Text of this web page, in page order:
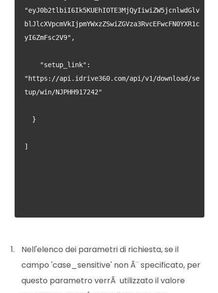
"eyJ0b2tlbiI6Ik5KUEhIOTE3MjQyIiwiZW5jcnlwdGlv
blJlcXVpcmVkIjpmYWxzZSwiZGVza3RvcEFwcFN0YXR1c
yI6ZmFsc2V9",
"https://api.idrive360.com/api/v1/download/se
tup/win/NJPHH917242"
  }
]
Nell'elenco dei parametri di richiesta, se il
campo 'case_sensitive' non Ã¨ specificato, per
questo parametro verrÃ utilizzato il valore